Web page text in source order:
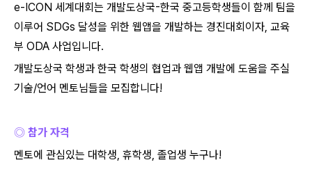
e-ICON 세계대회는 개발도상국-한국 중고등학생들이 함께 팀을
이루어 SDGs 달성을 위한 웹앱을 개발하는 경진대회이자, 교육
부 ODA 사업입니다.
개발도상국 학생과 한국 학생의 협업과 웹앱 개발에 도움을 주실
기술/언어 멘토님들을 모집합니다!
◎ 참가 자격
멘토에 관심있는 대학생, 휴학생, 졸업생 누구나!